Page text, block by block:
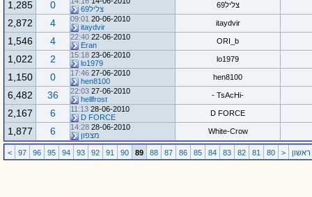
צליל69
צליל69
0
1,285
itaydvir
20-06-2010
09:01
itaydvir
4
2,872
ORI_b
22-06-2010
22:40
Eran
4
1,546
lo1979
23-06-2010
15:18
lo1979
2
1,022
hen8100
27-06-2010
17:46
hen8100
0
1,150
-TsAcHi -
27-06-2010
22:03
hellfrost
36
6,482
D FORCE
28-06-2010
11:13
D FORCE
6
2,167
White-Crow
28-06-2010
14:28
מצפון
6
1,877
<
80
81
82
83
84
85
86
87
88
89
90
91
92
93
94
95
96
97
>